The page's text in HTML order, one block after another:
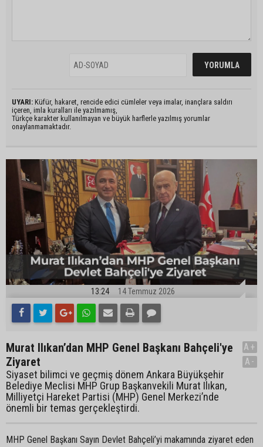
UYARI: Küfür, hakaret, rencide edici cümleler veya imalar, inançlara saldırı
içeren, imla kuralları ile yazılmamış,
Türkçe karakter kullanılmayan ve büyük harflerle yazılmış yorumlar
onaylanmamaktadır.
13:24 14 Temmuz 2026
Murat Ilıkan’dan MHP Genel Başkanı Bahçeli'ye
Ziyaret
Siyaset bilimci ve geçmiş dönem Ankara Büyükşehir
Belediye Meclisi MHP Grup Başkanvekili Murat Ilıkan,
Milliyetçi Hareket Partisi (MHP) Genel Merkezi’nde
önemli bir temas gerçekleştirdi.
A+
A-
MHP Genel Başkanı Sayın Devlet Bahçeli’yi makamında ziyaret eden